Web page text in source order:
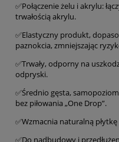
✅Połączenie żelu i akrylu:
trwałością akrylu.
✅Elastyczny produkt,
paznokcia, zmniejszając
✅Trwały, odporny na
odpryski.
✅Średnio gęsta,
bez piłowania „One Drop”.
✅Wzmacnia naturalną płytkę
✅Do nadbudowy i